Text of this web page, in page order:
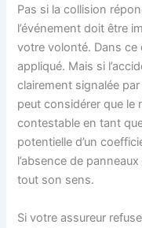
Pas si la collision
l’événement doit être
votre volonté. Dans ce
appliqué. Mais si
clairement signalée
peut considérer que le
contestable en tant
potentielle d’un
l’absence de
tout son sens.
Si votre assureur